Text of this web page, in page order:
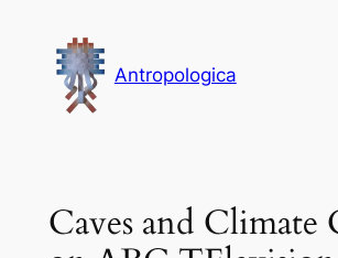
contenuto
Antropologica
Caves and Climate